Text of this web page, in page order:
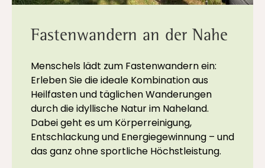
Fastenwandern an der Nahe
Menschels lädt zum Fastenwandern ein:
Erleben Sie die ideale Kombination aus
Heilfasten und täglichen Wanderungen
durch die idyllische Natur im Naheland.
Dabei geht es um Körperreinigung,
Entschlackung und Energiegewinnung – und
das ganz ohne sportliche Höchstleistung.